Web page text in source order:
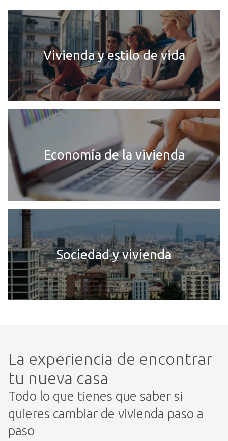
Vivienda y estilo de vida
Economía de la vivienda
Sociedad y vivienda
La experiencia de encontrar
tu nueva casa
Todo lo que tienes que saber si
quieres cambiar de vivienda paso a
paso